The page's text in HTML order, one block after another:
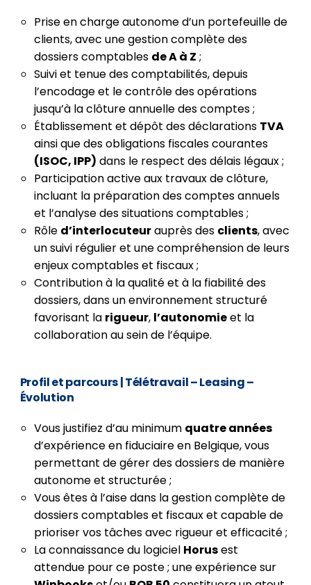
Prise en charge autonome d’un portefeuille de
clients, avec une gestion complète des
dossiers comptables de A à Z ;
Suivi et tenue des comptabilités, depuis
l’encodage et le contrôle des opérations
jusqu’à la clôture annuelle des comptes ;
Établissement et dépôt des déclarations TVA
ainsi que des obligations fiscales courantes
(ISOC, IPP) dans le respect des délais légaux ;
Participation active aux travaux de clôture,
incluant la préparation des comptes annuels
et l’analyse des situations comptables ;
Rôle d’interlocuteurauprès des clients, avec
un suivi régulier et une compréhension de leurs
enjeux comptables et fiscaux ;
Contribution à la qualité et à la fiabilité des
dossiers, dans un environnement structuré
favorisant la rigueur, l’autonomieet la
collaboration au sein de l’équipe.
Profil et parcours| Télétravail – Leasing –
Évolution
Vous justifiez d’au minimum quatre années
d’expérience en fiduciaire en Belgique, vous
permettant de gérer des dossiers de manière
autonome et structurée ;
Vous êtes à l’aise dans la gestion complète de
dossiers comptables et fiscaux et capable de
prioriser vos tâches avec rigueur et efficacité ;
La connaissance du logiciel Horusest
attendue pour ce poste ; une expérience sur